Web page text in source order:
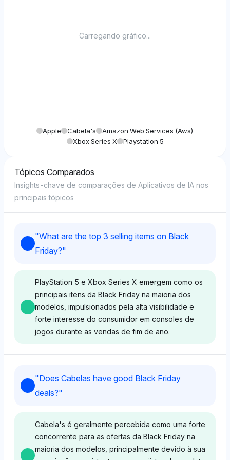
Carregando gráfico...
Apple Cabela's
Amazon Web Services (aws)
Xbox Series X
Playstation 5
Tópicos Comparados
Insights-chave de comparações de Aplicativos de IA nos
principais tópicos
"What are the top 3 selling items on Black
Friday?"
PlayStation 5 e Xbox Series X emergem como os
principais itens da Black Friday na maioria dos
modelos, impulsionados pela alta visibilidade e
forte interesse do consumidor em consoles de
jogos durante as vendas de fim de ano.
ChatGPT favorece Nintendo e Apple, ambas com
um forte foco do consumidor em produtos de jogos
e tecnologia premium para ofertas da Black Friday.
Seu tom é neutro, enfatizando a diversidade em
"Does Cabelas have good Black Friday
deals?"
Cabela's é geralmente percebida como uma forte
concorrente para as ofertas da Black Friday na
maioria dos modelos, principalmente devido à sua